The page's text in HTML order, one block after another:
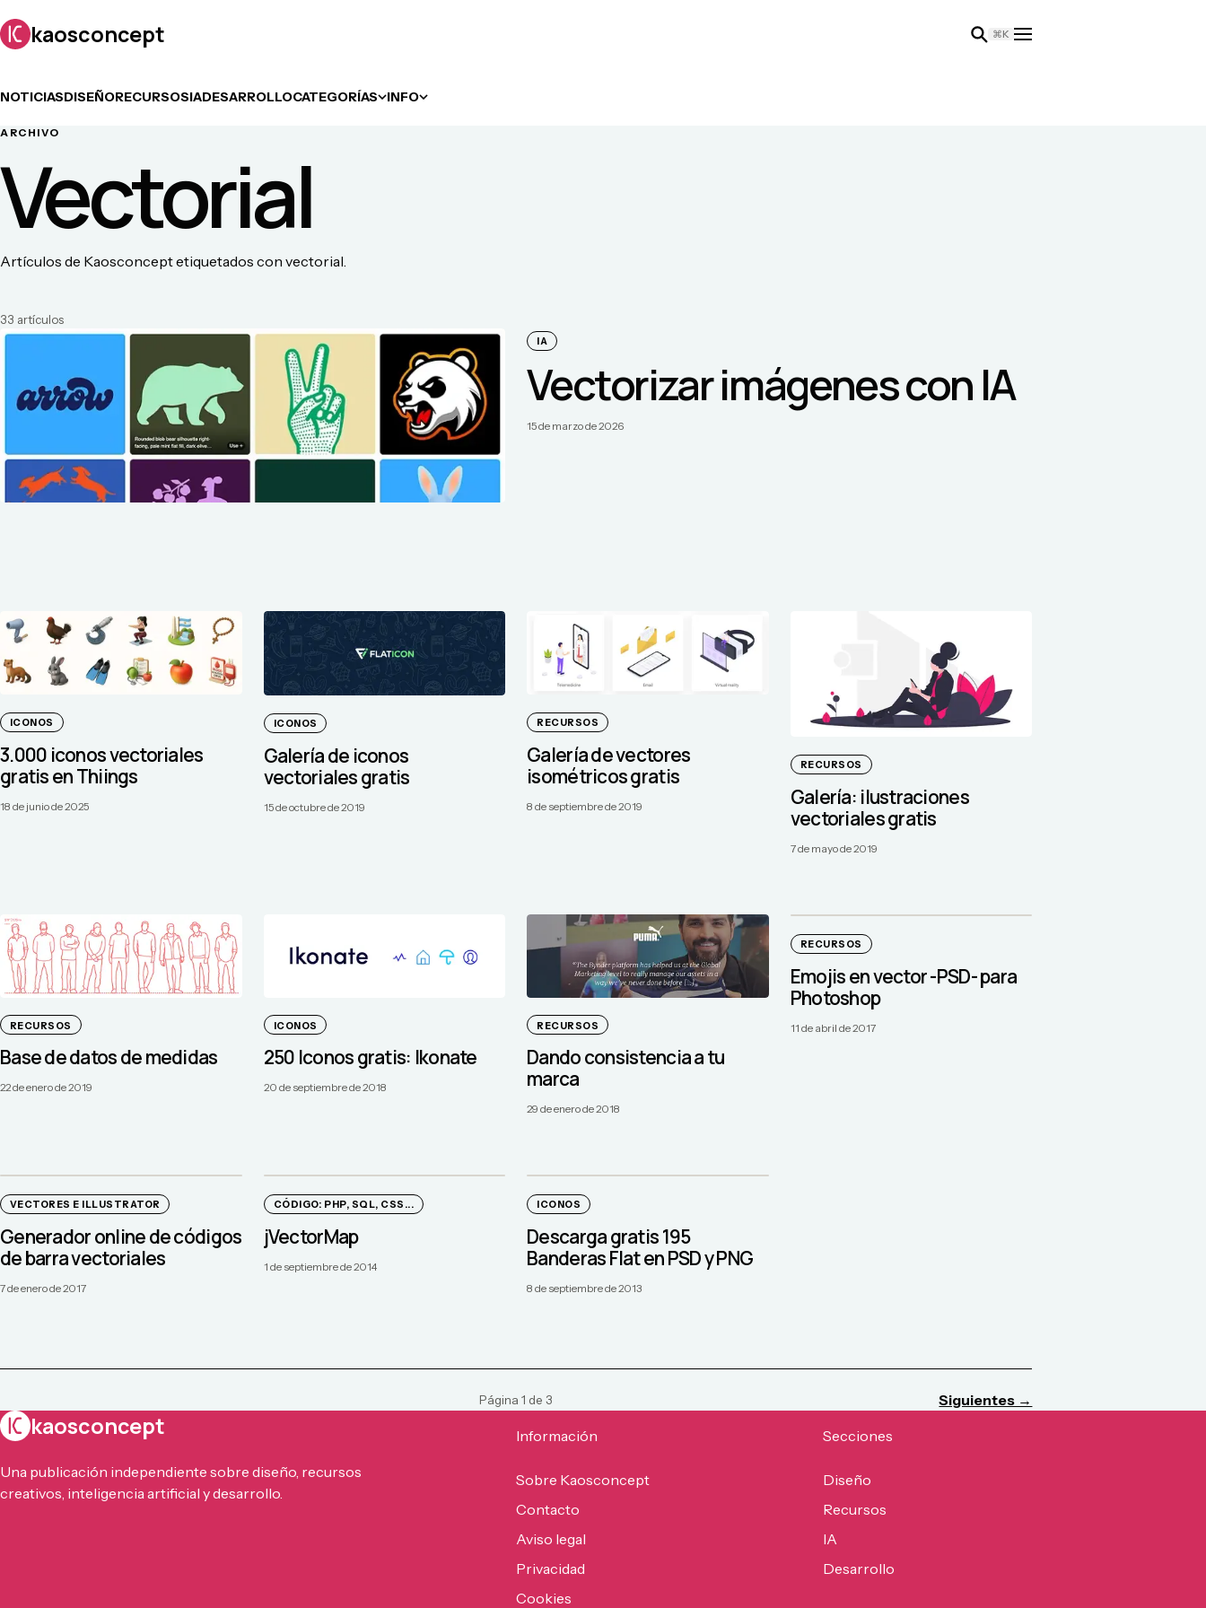
kaosconcept ⌘K
NOTICIASDISEÑORECURSOSIADESARROLLOCATEGORÍAS INFO
ARCHIVO
Vectorial
Artículos de Kaosconcept etiquetados con vectorial.
33 artículos
IA
Vectorizar imágenes con IA
15 de marzo de 2026
ICONOS
3.000 iconos vectoriales
gratis en Thiings
18 de junio de 2025
ICONOS
Galería de iconos
vectoriales gratis
15 de octubre de 2019
RECURSOS
Galería de vectores
isométricos gratis
8 de septiembre de 2019
RECURSOS
Galería: ilustraciones
vectoriales gratis
7 de mayo de 2019
RECURSOS
Base de datos de medidas
22 de enero de 2019
ICONOS
250 Iconos gratis: Ikonate
20 de septiembre de 2018
RECURSOS
Dando consistencia a tu
marca
29 de enero de 2018
RECURSOS
Emojis en vector -PSD- para
Photoshop
11 de abril de 2017
VECTORES E ILLUSTRATOR
Generador online de códigos
de barra vectoriales
7 de enero de 2017
CÓDIGO: PHP, SQL, CSS...
jVectorMap
1 de septiembre de 2014
ICONOS
Descarga gratis 195
Banderas Flat en PSD y PNG
8 de septiembre de 2013
Página1 de3 Siguientes →
kaosconcept
Una publicación independiente sobre diseño, recursos
creativos, inteligencia artificial y desarrollo.
Información
Sobre Kaosconcept
Contacto
Aviso legal
Privacidad
Cookies
Secciones
Diseño
Recursos
IA
Desarrollo